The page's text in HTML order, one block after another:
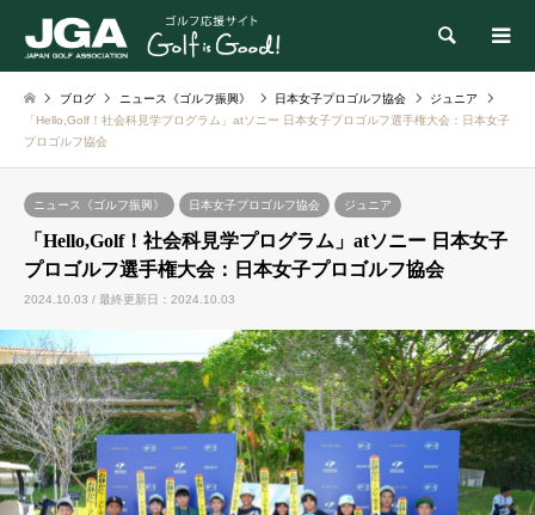
検索
ブログ ニュース《ゴルフ振興》 日本女子プロゴルフ協会
ジュニア
「Hello,Golf！社会科見学プログラム」atソニー 日本女子プロゴルフ選手権大会：日本女子
プロゴルフ協会
ニュース《ゴルフ振興》 日本女子プロゴルフ協会 ジュニア
「Hello,Golf！社会科見学プログラム」atソニー 日本女子
プロゴルフ選手権大会：日本女子プロゴルフ協会
2024.10.03 / 最終更新日：2024.10.03